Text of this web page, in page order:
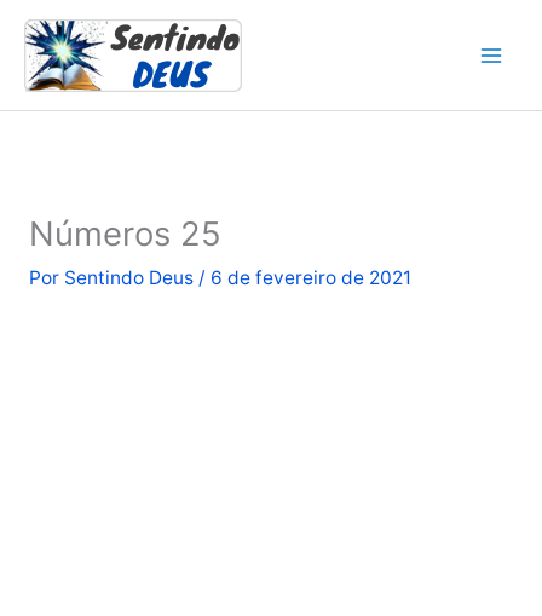
para
conteúdo
Números 25
Por Sentindo Deus / 6 de fevereiro de 2021